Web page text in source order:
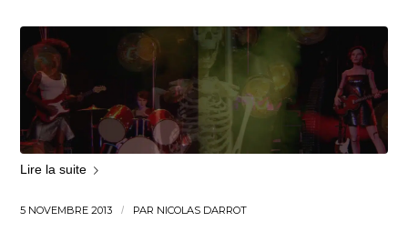
Lire la suite
5 NOVEMBRE 2013 / PAR NICOLAS DARROT